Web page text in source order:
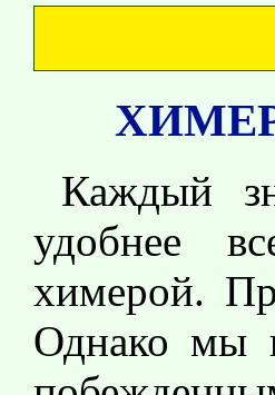
Каждый
удобнее
химерой.
Однако мы